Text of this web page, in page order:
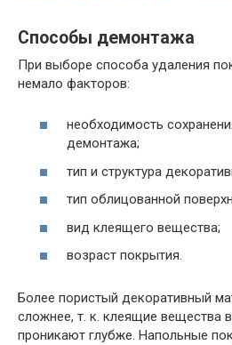
Способы демонтажа
При выборе способа удаления
немало факторов:
необходимость
демонтажа;
тип и структура
тип облицованной
вид клеящего вещества;
возраст покрытия.
Более пористый декоративный
сложнее, т. к. клеящие вещества
проникают глубже. Напольные